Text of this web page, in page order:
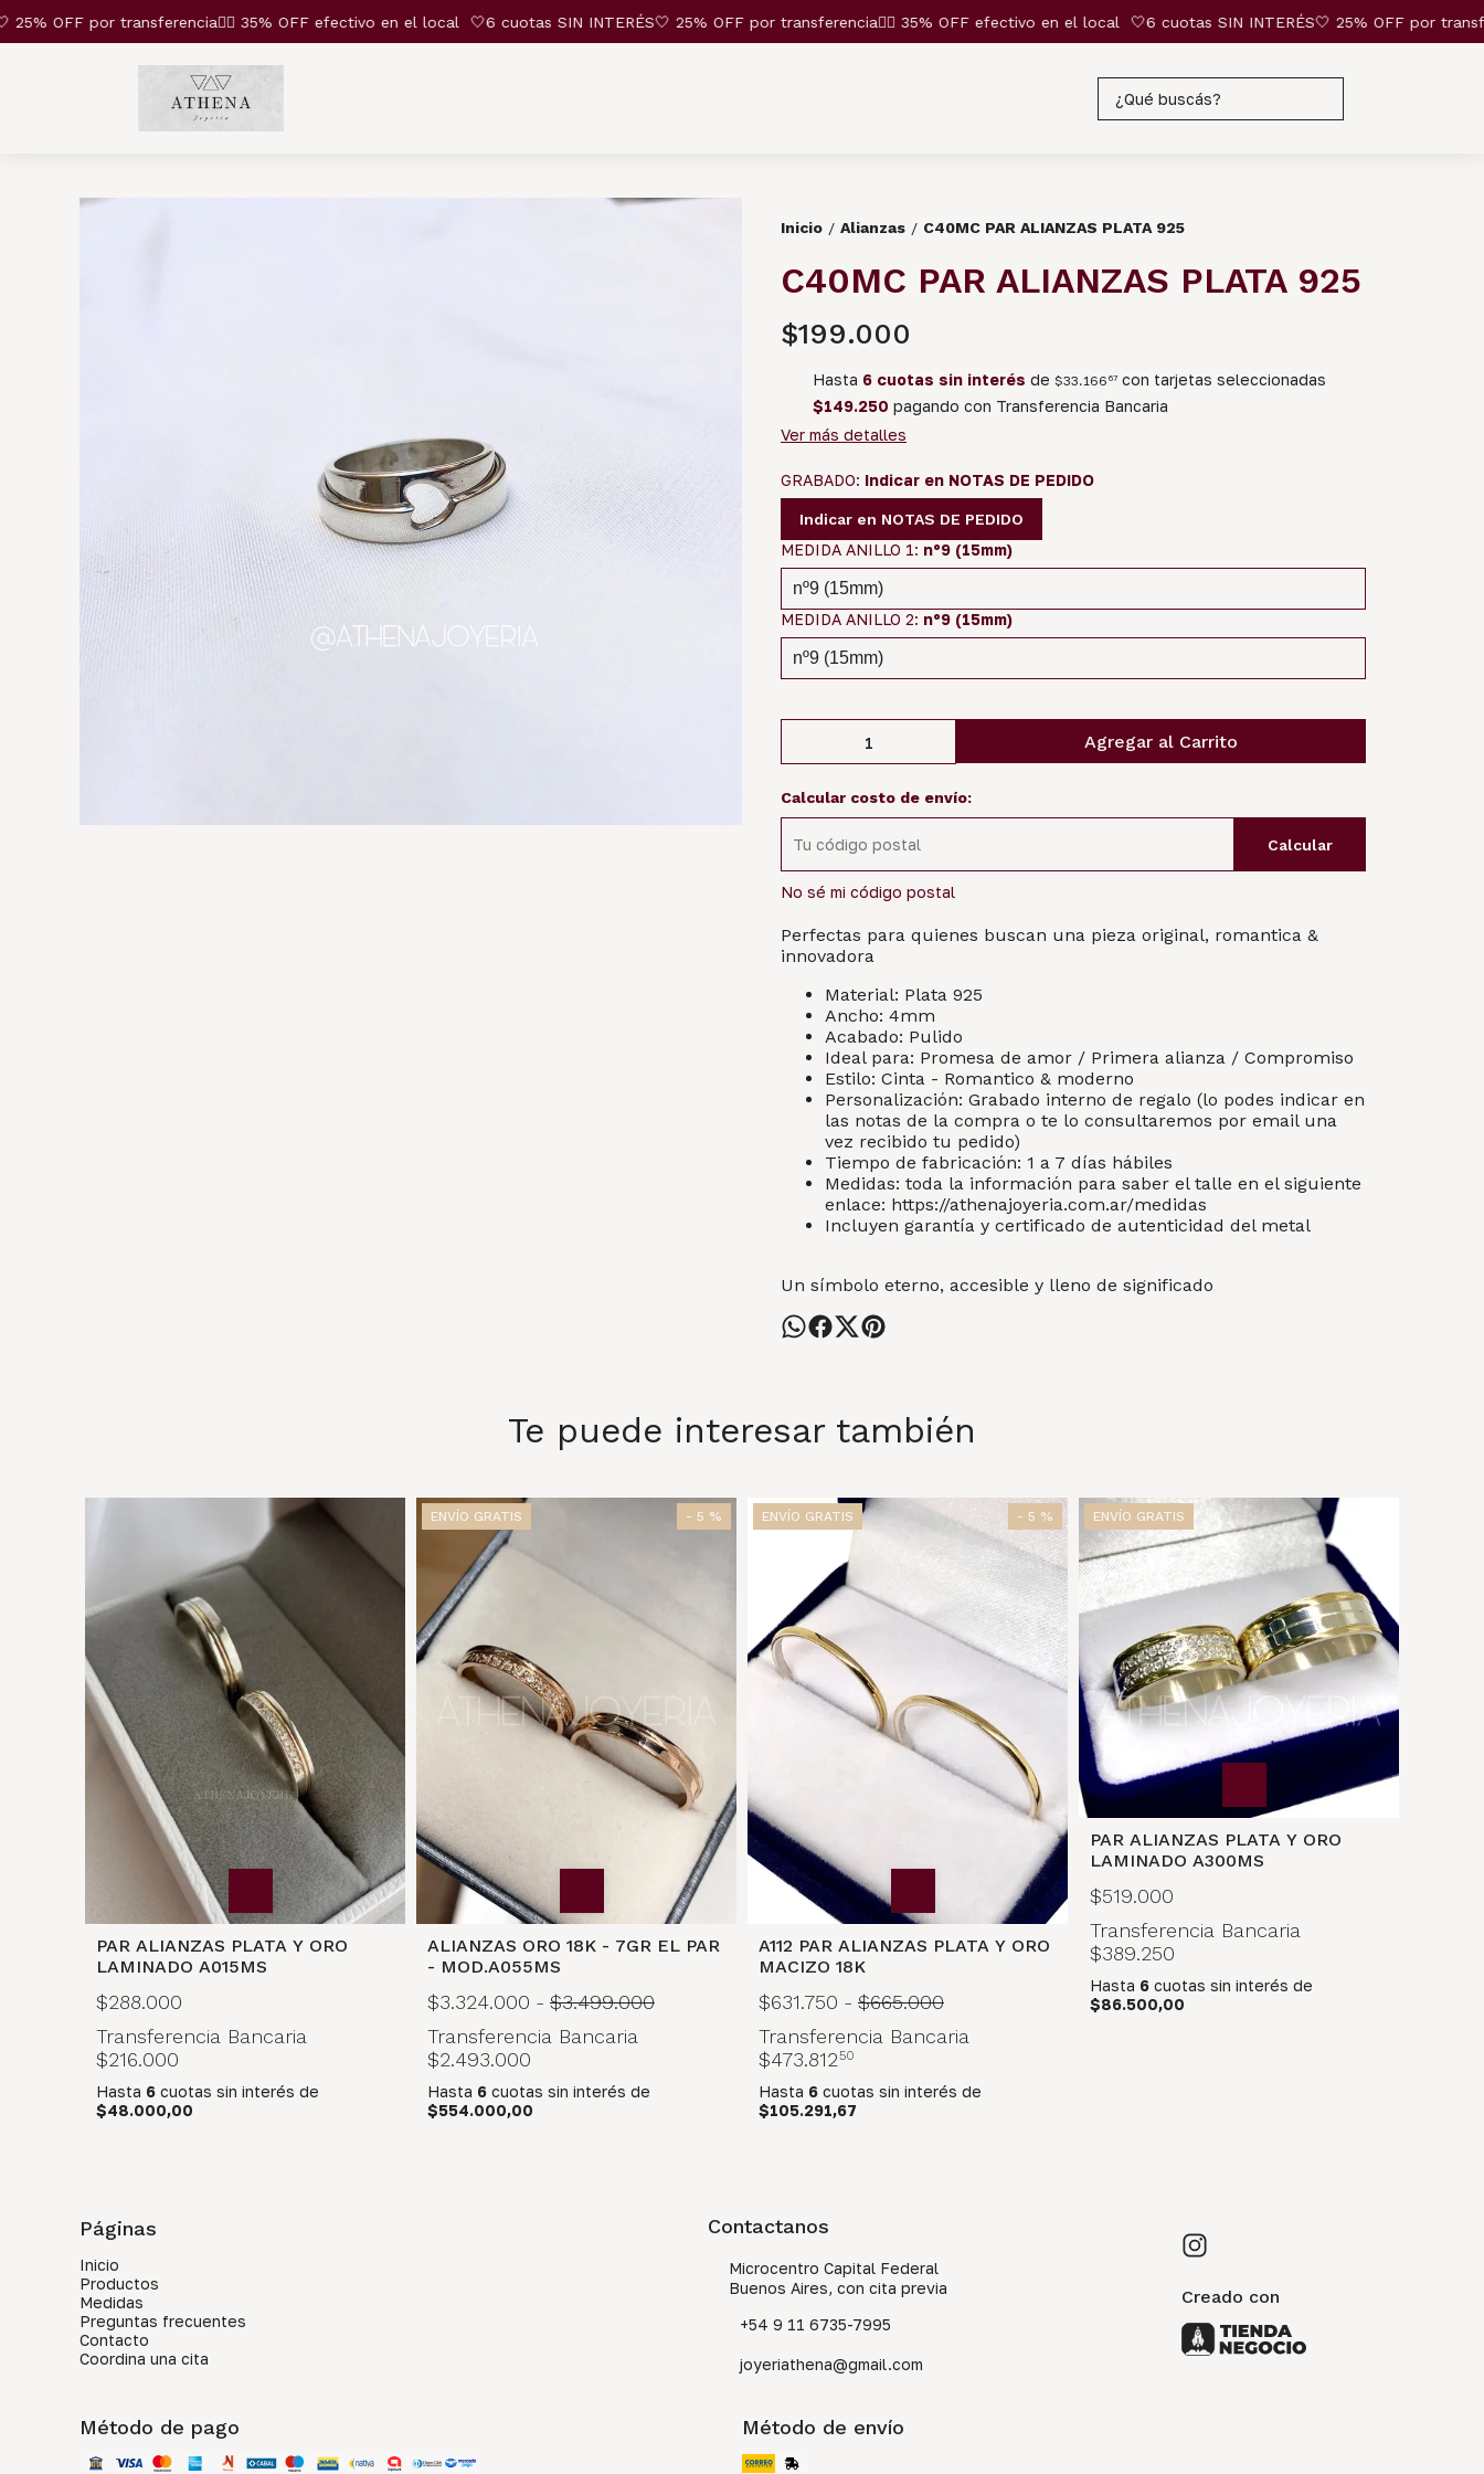
OFF por transferencia❤️‍🔥 35% OFF efectivo en el local 🤍6 cuotas SIN INTERÉS🤍 25% OFF por transferencia❤️‍🔥 35% OFF efectivo en el local 🤍6 cuotas SIN INTERÉS🤍 25% OFF por
Inicio / Alianzas / C40MC PAR ALIANZAS PLATA 925
C40MC PAR ALIANZAS PLATA 925
$199.000
Hasta 6 cuotas sin interés de $33.166 67 con tarjetas seleccionadas
$149.250 pagando con Transferencia Bancaria
Ver más detalles
GRABADO: Indicar en NOTAS DE PEDIDO
Indicar en NOTAS DE PEDIDO
MEDIDA ANILLO 1: nº9 (15mm)
MEDIDA ANILLO 2: nº9 (15mm)
Agregar al Carrito
Calcular costo de envío:
Calcular
No sé mi código postal
Perfectas para quienes buscan una pieza original, romantica &
innovadora
Material: Plata 925
Ancho: 4mm
Acabado: Pulido
Ideal para: Promesa de amor / Primera alianza / Compromiso
Estilo: Cinta - Romantico & moderno
Personalización: Grabado interno de regalo (lo podes indicar en
las notas de la compra o te lo consultaremos por email una
vez recibido tu pedido)
Tiempo de fabricación: 1 a 7 días hábiles
Medidas: toda la información para saber el talle en el siguiente
enlace: https://athenajoyeria.com.ar/medidas
Incluyen garantía y certificado de autenticidad del metal
Un símbolo eterno, accesible y lleno de significado
Te puede interesar también
PAR ALIANZAS PLATA Y ORO
LAMINADO A015MS
$288.000
Transferencia Bancaria
$216.000
Hasta 6 cuotas sin interés de
$48.000,00
ENVÍO GRATIS - 5 %
ALIANZAS ORO 18K - 7GR EL PAR
- MOD.A055MS
$3.324.000 - $3.499.000
Transferencia Bancaria
$2.493.000
Hasta 6 cuotas sin interés de
$554.000,00
ENVÍO GRATIS - 5 %
A112 PAR ALIANZAS PLATA Y ORO
MACIZO 18K
$631.750 - $665.000
Transferencia Bancaria
$473.81250
Hasta 6 cuotas sin interés de
$105.291,67
ENVÍO GRATIS
PAR ALIANZAS PLATA Y ORO
LAMINADO A300MS
$519.000
Transferencia Bancaria
$389.250
Hasta 6 cuotas sin interés de
$86.500,00
Páginas
Inicio
Productos
Medidas
Preguntas frecuentes
Contacto
Coordina una cita
Contactanos
Microcentro Capital Federal
Buenos Aires, con cita previa
+54 9 11 6735-7995
joyeriathena@gmail.com
Creado con
Método de pago Método de envío